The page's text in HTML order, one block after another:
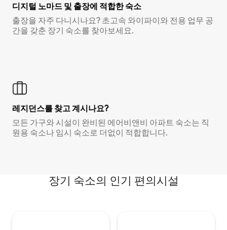
디지털 노마드 및 출장에 적합한 숙소
출장을 자주 다니시나요? 초고속 와이파이와 전용 업무 공
간을 갖춘 장기 숙소를 찾아보세요.
레지던스를 찾고 계시나요?
모든 가구와 시설이 완비된 에어비앤비 아파트 숙소는 직
원용 숙소나 임시 숙소로 더없이 적합합니다.
장기 숙소의 인기 편의시설